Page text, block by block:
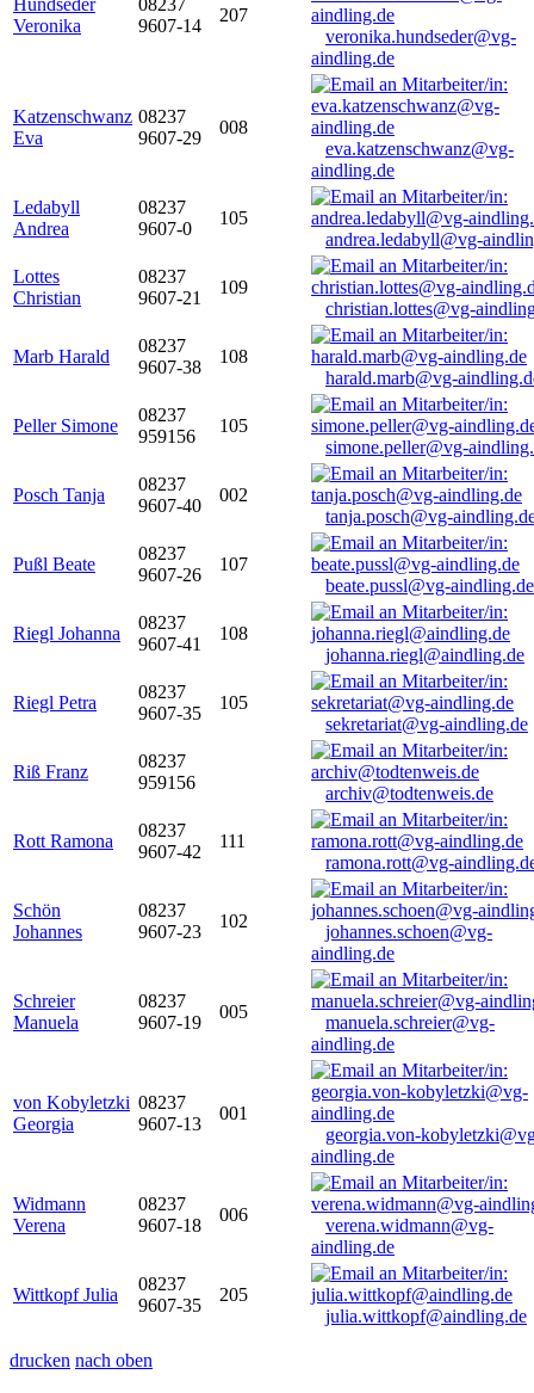
Hundseder
Veronika
08237
9607-14
207
veronika.hundseder@vg-
aindling.de
Katzenschwanz
Eva
08237
9607-29
008
eva.katzenschwanz@vg-
aindling.de
Ledabyll
Andrea
08237
9607-0
105
andrea.ledabyll@vg-
Lottes
Christian
08237
9607-21
109
christian.lottes@vg-
Marb Harald
08237
9607-38
108
harald.marb@vg-
Peller Simone
08237
959156
105
simone.peller@vg-
Posch Tanja
08237
9607-40
002
tanja.posch@vg-
Pußl Beate
08237
9607-26
107
beate.pussl@vg-aindling.de
Riegl Johanna
08237
9607-41
108
johanna.riegl@aindling.de
Riegl Petra
08237
9607-35
105
sekretariat@vg-aindling.de
Riß Franz
08237
959156
archiv@todtenweis.de
Rott Ramona
08237
9607-42
111
ramona.rott@vg-
Schön
Johannes
08237
9607-23
102
johannes.schoen@vg-
aindling.de
Schreier
Manuela
08237
9607-19
005
manuela.schreier@vg-
aindling.de
von Kobyletzki
Georgia
08237
9607-13
001
georgia.von-
aindling.de
Widmann
Verena
08237
9607-18
006
verena.widmann@vg-
aindling.de
Wittkopf Julia
08237
9607-35
205
julia.wittkopf@aindling.de
drucken nach oben